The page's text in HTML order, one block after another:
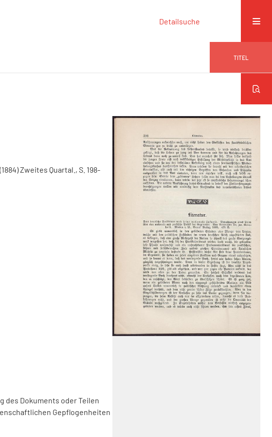
Detailsuche
TITEL
Zweites Quartal., S. 198-
des Dokuments oder Teilen
Gepflogenheiten